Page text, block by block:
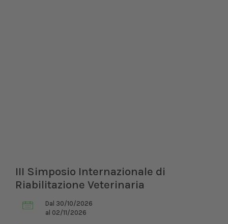
III Simposio Internazionale di
Riabilitazione Veterinaria
Dal 30/10/2026
al 02/11/2026